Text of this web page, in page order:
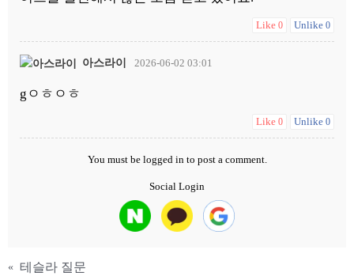
Like 0 Unlike 0
아스라이 2026-06-02 03:01
gㅇㅎㅇㅎ
Like 0 Unlike 0
You must be logged in to post a comment.
Social Login
« 테슬라 질문